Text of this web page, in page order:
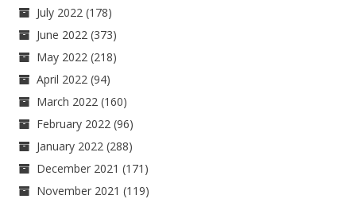
July 2022 (178)
June 2022 (373)
May 2022 (218)
April 2022 (94)
March 2022 (160)
February 2022 (96)
January 2022 (288)
December 2021 (171)
November 2021 (119)